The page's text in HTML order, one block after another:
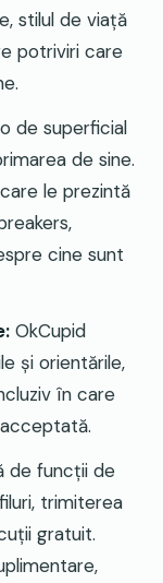
stilul de viață
potriviri care
de superficial
de sine.
le prezintă
cine sunt
OkCupid
și orientările,
în care
de funcții de
trimiterea
gratuit.